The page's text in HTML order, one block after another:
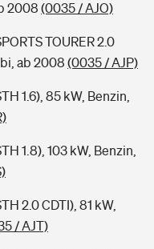
2008 (0035 / AJO)
TOURER 2.0
ab 2008 (0035 / AJP)
1.6), 85 kW, Benzin,
1.8), 103 kW, Benzin,
2.0 CDTI), 81 kW,
/ AJT)